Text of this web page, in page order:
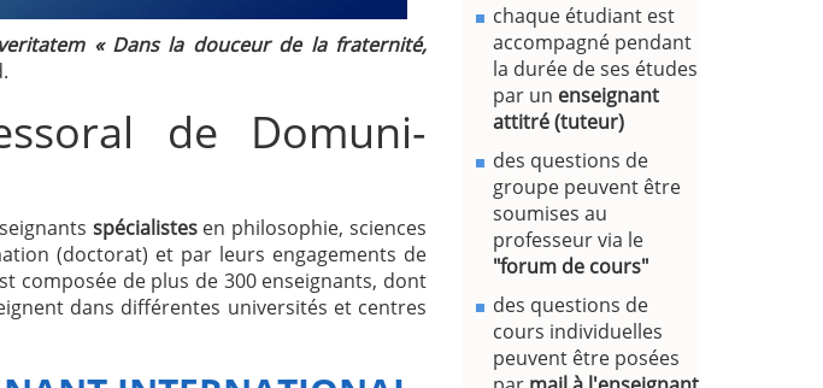
« Dans la douceur de la fraternité,
de Domuni-
spécialistesen philosophie, sciences
(doctorat) et par leurs engagements de
composée de plus de 300 enseignants, dont
dans différentes universités et centres
chaque étudiant est
accompagné pendant
la durée de ses études
par un enseignant
attitré (tuteur)
des questions de
groupe peuvent être
soumises au
professeur via le
"forum de cours"
des questions de
cours individuelles
peuvent être posées